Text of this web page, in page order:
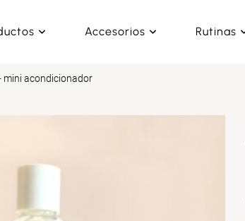
Accesorios Rutinas
mini acondicionador